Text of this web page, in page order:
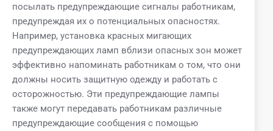
посылать предупреждающие сигналы работникам,
предупреждая их о потенциальных опасностях.
Например, установка красных мигающих
предупреждающих ламп вблизи опасных зон может
эффективно напоминать работникам о том, что они
должны носить защитную одежду и работать с
осторожностью. Эти предупреждающие лампы
также могут передавать работникам различные
предупреждающие сообщения с помощью